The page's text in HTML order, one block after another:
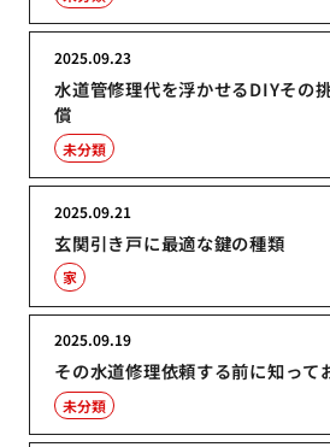
水道管修理代を浮かせるDIYその
償
2025.09.23
未分類
玄関引き戸に最適な鍵の種類
2025.09.21
家
その水道修理依頼する前に知って
2025.09.19
未分類